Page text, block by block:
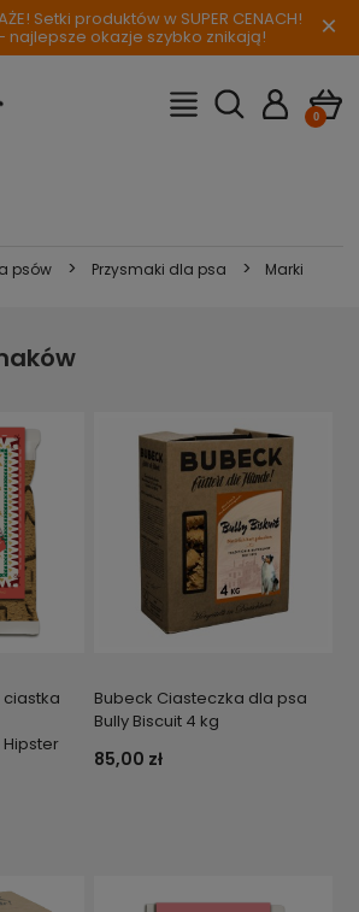
Setki produktów w SUPER CENACH!
najlepsze okazje szybko znikają! ×
psów > Przysmaki dla psa >
Marki
Bubeck Ciasteczka dla psa
Bully Biscuit 4 kg
85,00 zł